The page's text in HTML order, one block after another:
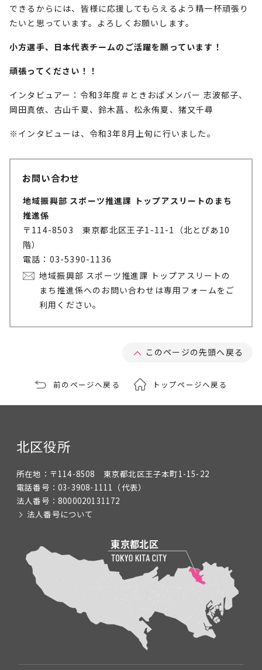
できるからには、皆様に応援してもらえるよう精一杯頑張り
たいと思っています。よろしくお願いします。
小方選手、日本代表チームのご活躍を願っています！
頑張ってください！！
インタビュアー：令和3年度＃ときおぱメンバー 志波郁子、
岡田真依、古山千夏、鈴木菖、松永侑夏、猪又千尋
※インタビューは、令和3年8月上旬に行いました。
お問い合わせ
地域振興部 スポーツ推進課 トップアスリートのまち
推進係
〒114-8503 東京都北区王子1-11-1（北とぴあ10
階）
電話：03-5390-1136
地域振興部 スポーツ推進課 トップアスリートの
まち推進係へのお問い合わせは専用フォームをご
利用ください。
このページの先頭へ戻る
前のページへ戻る トップページへ戻る
北区役所
所在地： 〒114-8508 東京都北区王子本町1-15-22
電話番号： 03-3908-1111 （代表）
法人番号： 8000020131172
法人番号について